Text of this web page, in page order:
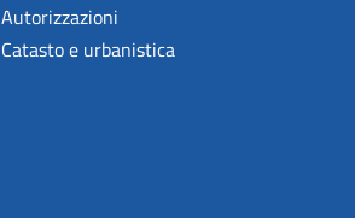
Autorizzazioni
Catasto e urbanistica